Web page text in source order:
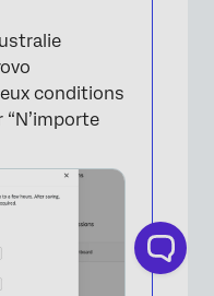
conditions